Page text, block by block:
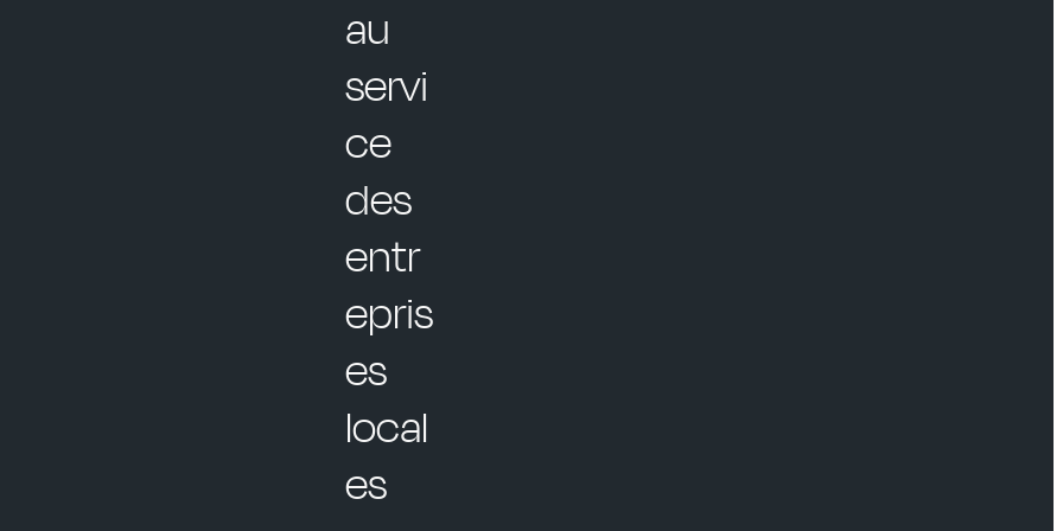
au
servi
ce
des
entr
epris
es
local
es